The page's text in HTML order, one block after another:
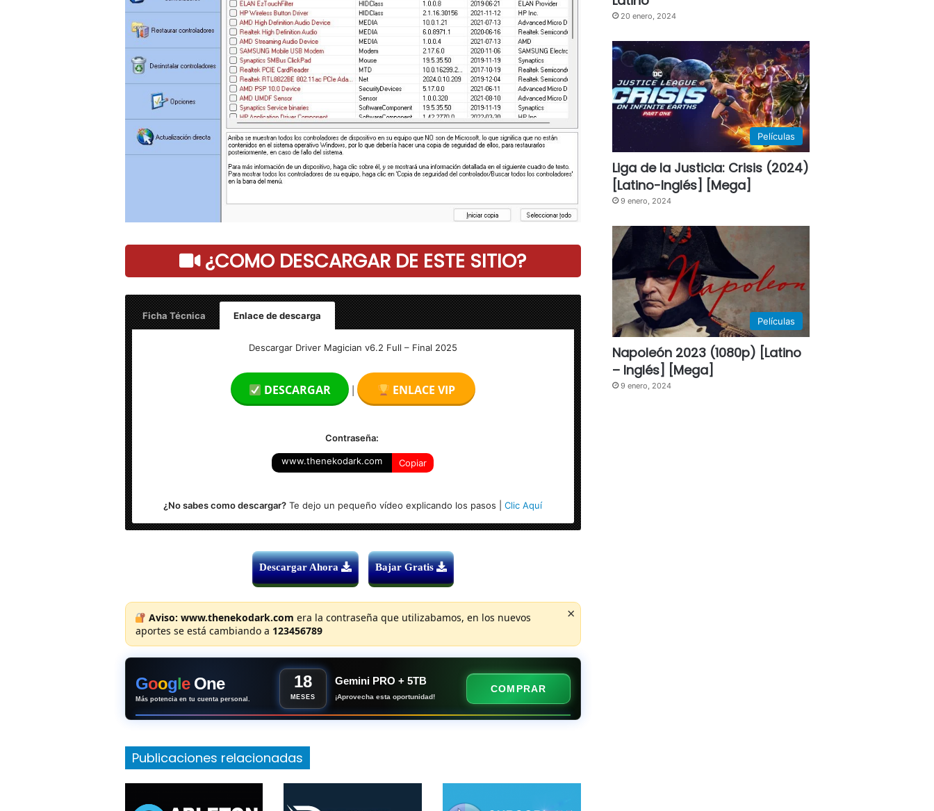
¿COMO DESCARGAR DE ESTE SITIO?
Ficha Técnica
Enlace de descarga
Idioma: Multilenguaje (Español)
Sistema Operativo: Windows x32 y x64 Bits
Descargar Driver Magician v6.2 Full – Final 2025
DESCARGAR | ENLACE VIP
Contraseña:
www.thenekodark.com Copiar
¿No sabes como descargar? Te dejo un pequeño vídeo explicando los pasos |Clic Aquí
Descargar Ahora Bajar Gratis
Aviso: www.thenekodark.com era la contraseña que utilizabamos, en los nuevos
aportes se está cambiando a 123456789
×
Google One
Más potencia en tu cuenta personal.
18
MESES
Gemini PRO + 5TB
¡Aprovecha esta oportunidad!
COMPRAR
Publicaciones relacionadas
20 enero, 2024
Películas
Liga de la Justicia: Crisis (2024)
[Latino-Inglés] [Mega]
9 enero, 2024
Películas
Napoleón 2023 (1080p) [Latino
– Inglés] [Mega]
9 enero, 2024